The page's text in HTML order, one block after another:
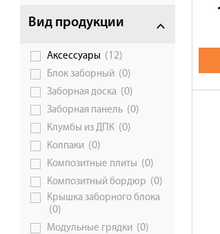
Вид продукции
Аксессуары (12)
Блок заборный (0)
Заборная доска (0)
Заборная панель (0)
Клумбы из ДПК (0)
Колпаки (0)
Композитные плиты (0)
Композитный бордюр (0)
Крышка заборного блока
(0)
Модульные грядки (0)